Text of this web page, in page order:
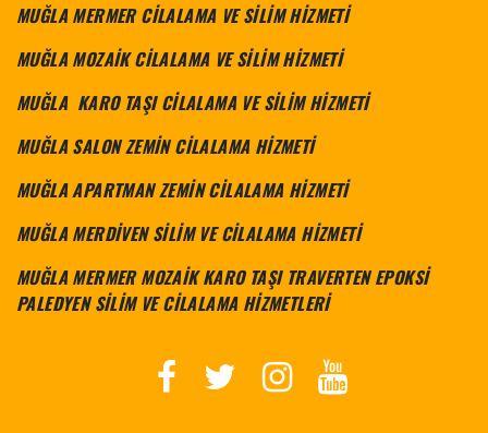
MUĞLAMERMER CİLALAMA VE SİLİM HİZMETİ
MUĞLA MOZAİK CİLALAMA VE SİLİM HİZMETİ
MUĞLA KARO TAŞI CİLALAMA VE SİLİM HİZMETİ
MUĞLA SALON ZEMİN CİLALAMA HİZMETİ
MUĞLA APARTMAN ZEMİN CİLALAMA HİZMETİ
MUĞLA MERDİVEN SİLİM VE CİLALAMA HİZMETİ
MUĞLA MERMER MOZAİK KARO TAŞI TRAVERTEN EPOKSİ
PALEDYEN SİLİM VE CİLALAMA HİZMETLERİ